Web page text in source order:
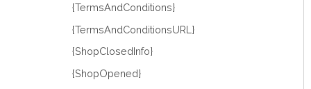
{TermsAndConditions}
{TermsAndConditionsURL}
{ShopClosedInfo}
{ShopOpened}